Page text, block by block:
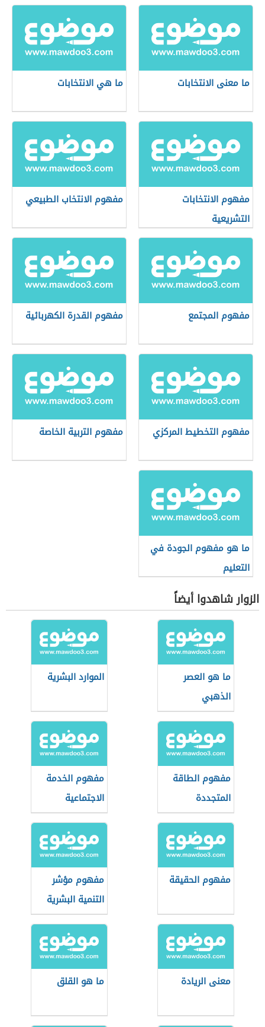
ما معنى الانتخابات ما هي الانتخابات
مفهوم الانتخابات
التشريعية
مفهوم الانتخاب الطبيعي
مفهوم المجتمع مفهوم القدرة الكهربائية
مفهوم التخطيط المركزي مفهوم التربية الخاصة
ما هو مفهوم الجودة في
التعليم
الزوار شاهدوا أيضاً
ما هو العصر
الذهبي
الموارد البشرية
مفهوم الطاقة
المتجددة
مفهوم الخدمة
الاجتماعية
مفهوم الحقيقة
مفهوم مؤشر
التنمية البشرية
معنى الريادة ما هو القلق